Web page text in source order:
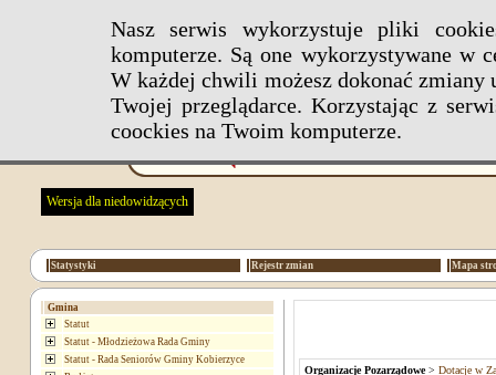
Nasz serwis wykorzystuje pliki
komputerze. Są one wykorzystywane w
W każdej chwili możesz dokonać
Twojej przeglądarce. Korzystając z
coockies na Twoim komputerze.
Wersja dla niedowidzących
Statystyki Rejestr zmian Mapa
Gmina
Statut
Statut - Młodzieżowa Rada Gminy
Statut - Rada Seniorów Gminy Kobierzyce
Organizacje Pozarządowe> Dotacje w